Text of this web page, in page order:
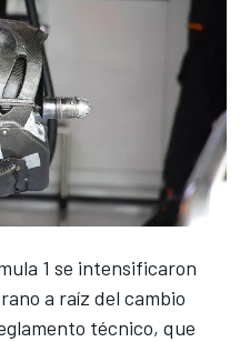
1 se intensificaron
a raíz del cambio
técnico, que